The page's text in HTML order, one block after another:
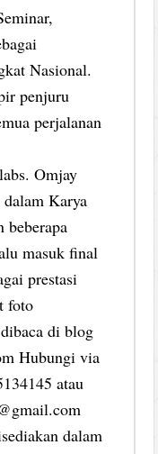
Nasional.
penjuru
perjalanan
Omjay
dalam Karya
masuk final
prestasi
foto
di blog
Hubungi via
atau
dalam